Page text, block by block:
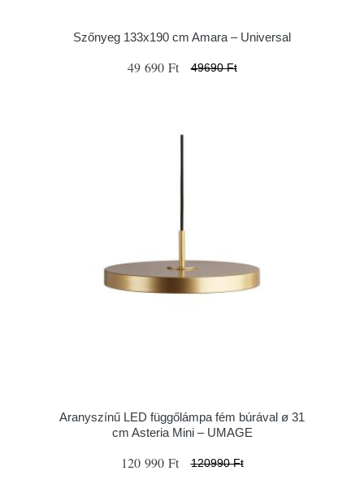
Szőnyeg 133x190 cm Amara – Universal
49 690 Ft 49690 Ft
Aranyszínű LED függőlámpa fém búrával ø 31
cm Asteria Mini – UMAGE
120 990 Ft 120990 Ft